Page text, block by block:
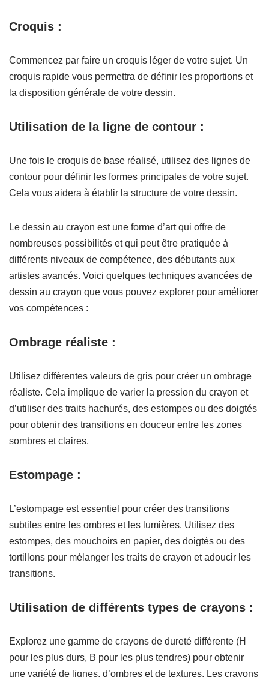
Croquis :
Commencez par faire un croquis léger de votre sujet. Un
croquis rapide vous permettra de définir les proportions et
la disposition générale de votre dessin.
Utilisation de la ligne de contour :
Une fois le croquis de base réalisé, utilisez des lignes de
contour pour définir les formes principales de votre sujet.
Cela vous aidera à établir la structure de votre dessin.
Le dessin au crayon est une forme d’art qui offre de
nombreuses possibilités et qui peut être pratiquée à
différents niveaux de compétence, des débutants aux
artistes avancés. Voici quelques techniques avancées de
dessin au crayon que vous pouvez explorer pour améliorer
vos compétences :
Ombrage réaliste :
Utilisez différentes valeurs de gris pour créer un ombrage
réaliste. Cela implique de varier la pression du crayon et
d’utiliser des traits hachurés, des estompes ou des doigtés
pour obtenir des transitions en douceur entre les zones
sombres et claires.
Estompage :
L’estompage est essentiel pour créer des transitions
subtiles entre les ombres et les lumières. Utilisez des
estompes, des mouchoirs en papier, des doigtés ou des
tortillons pour mélanger les traits de crayon et adoucir les
transitions.
Utilisation de différents types de crayons :
Explorez une gamme de crayons de dureté différente (H
pour les plus durs, B pour les plus tendres) pour obtenir
une variété de lignes, d’ombres et de textures. Les crayons